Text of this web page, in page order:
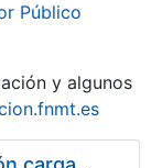
Público
y algunos